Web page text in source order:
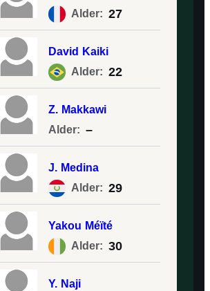
Alder: 27
David
Kaiki
Alder: 22
Z. Makkawi
Alder: –
J. Medina
Alder: 29
Yakou Méïté
Alder: 30
Y. Naji